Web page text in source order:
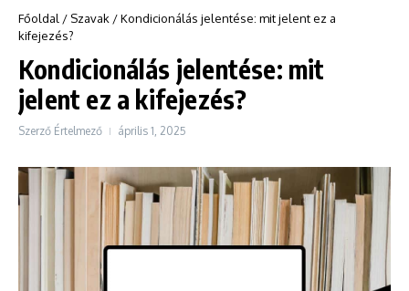
Főoldal / Szavak /Kondicionálás jelentése: mit jelent ez a
kifejezés?
Kondicionálás jelentése: mit
jelent ez a kifejezés?
Szerző Értelmező április 1, 2025